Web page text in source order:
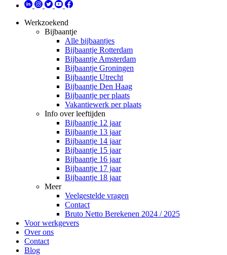
Werkzoekend
Bijbaantje
Alle bijbaantjes
Bijbaantje Rotterdam
Bijbaantje Amsterdam
Bijbaantje Groningen
Bijbaantje Utrecht
Bijbaantje Den Haag
Bijbaantje per plaats
Vakantiewerk per plaats
Info over leeftijden
Bijbaantje 12 jaar
Bijbaantje 13 jaar
Bijbaantje 14 jaar
Bijbaantje 15 jaar
Bijbaantje 16 jaar
Bijbaantje 17 jaar
Bijbaantje 18 jaar
Meer
Veelgestelde vragen
Contact
Bruto Netto Berekenen 2024 / 2025
Voor werkgevers
Over ons
Contact
Blog